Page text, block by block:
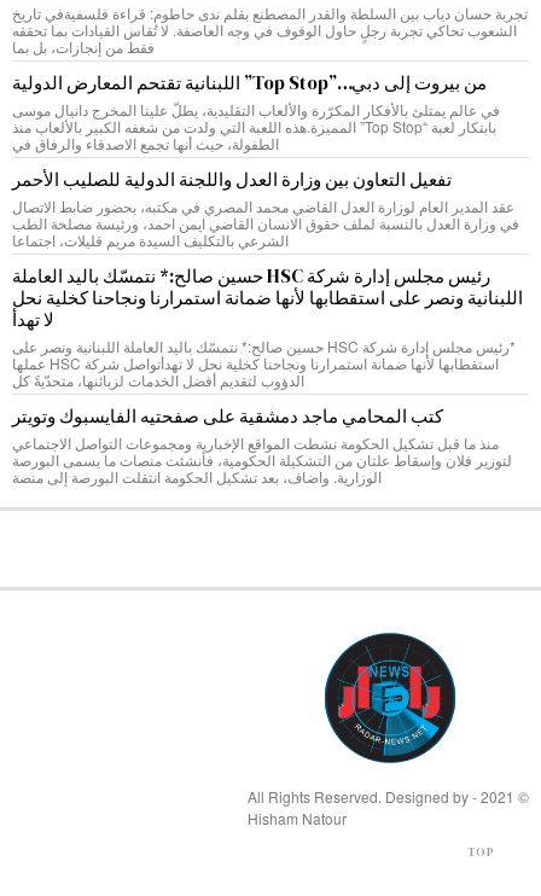
تجربة حسان دياب بين السلطة والقدر المصطنع بقلم ندى حاطوم: قراءة فلسفيةفي تاريخ
الشعوب تحاكي تجربة رجلٍ حاول الوقوف في وجه العاصفة. لا تُقاس القيادات بما تحققه
فقط من إنجازات، بل بما
من بيروت إلى دبي…”Top Stop” اللبنانية تقتحم المعارض الدولية
في عالم يمتلئ بالأفكار المكرّرة والألعاب التقليدية، يطلّ علينا المخرج دانيال موسى
بابتكار لعبة “Top Stop” المميزة.هذه اللعبة التي ولدت من شغفه الكبير بالألعاب منذ
الطفولة، حيث أنها تجمع الاصدقاء والرفاق في
تفعيل التعاون بين وزارة العدل واللجنة الدولية للصليب الأحمر
عقد المدير العام لوزارة العدل القاضي محمد المصري في مكتبه، بحضور ضابط الاتصال
في وزارة العدل بالنسبة لملف حقوق الانسان القاضي ايمن احمد، ورئيسة مصلحة الطب
الشرعي بالتكليف السيدة مريم قليلات، اجتماعا
رئيس مجلس إدارة شركة HSC حسين صالح:* نتمسّك باليد العاملة
اللبنانية ونصر على استقطابها لأنها ضمانة استمرارنا ونجاحنا كخلية نحل
لا تهدأ
*رئيس مجلس إدارة شركة HSC حسين صالح:* نتمسّك باليد العاملة اللبنانية ونصر على
استقطابها لأنها ضمانة استمرارنا ونجاحنا كخلية نحل لا تهدأتواصل شركة HSC عملها
الدؤوب لتقديم أفضل الخدمات لزبائنها، متحدّيةً كل
كتب المحامي ماجد دمشقية على صفحتيه الفايسبوك وتويتر
منذ ما قبل تشكيل الحكومة نشطت المواقع الإخبارية ومجموعات التواصل الاجتماعي
لتوزير فلان وإسقاط علتان من التشكيلة الحكومية، فأنشئت منصات ما يسمى البورصة
الوزارية. واضاف، بعد تشكيل الحكومة انتقلت البورصة إلى منصة
© 2021 - All Rights Reserved. Designed by
Hisham Natour
TOP